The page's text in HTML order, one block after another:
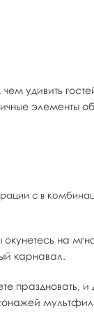
удивить
элементы
с в
на
карнавал.
праздновать,